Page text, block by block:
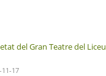
del Gran Teatre del Liceu
17